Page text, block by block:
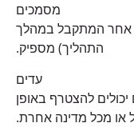
מסמכים
המתקבל במהלך
התהליך) מספיק.
עדים
להצטרף באופן
מכל מדינה אחרת.